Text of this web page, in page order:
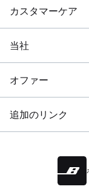
カスタマーケア
当社
オファー
追加のリンク